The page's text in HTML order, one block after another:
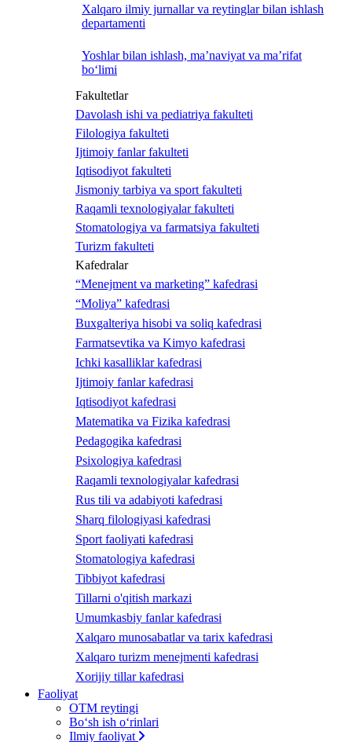
Xalqaro ilmiy jurnallar va reytinglar bilan ishlash
departamenti
Yoshlar bilan ishlash, ma’naviyat va ma’rifat
bo‘limi
Fakultetlar
Davolash ishi va pediatriya fakulteti
Filologiya fakulteti
Ijtimoiy fanlar fakulteti
Iqtisodiyot fakulteti
Jismoniy tarbiya va sport fakulteti
Raqamli texnologiyalar fakulteti
Stomatologiya va farmatsiya fakulteti
Turizm fakulteti
Kafedralar
“Menejment va marketing” kafedrasi
“Moliya” kafedrasi
Buxgalteriya hisobi va soliq kafedrasi
Farmatsevtika va Kimyo kafedrasi
Ichki kasalliklar kafedrasi
Ijtimoiy fanlar kafedrasi
Iqtisodiyot kafedrasi
Matematika va Fizika kafedrasi
Pedagogika kafedrasi
Psixologiya kafedrasi
Raqamli texnologiyalar kafedrasi
Rus tili va adabiyoti kafedrasi
Sharq filologiyasi kafedrasi
Sport faoliyati kafedrasi
Stomatologiya kafedrasi
Tibbiyot kafedrasi
Tillarni o'qitish markazi
Umumkasbiy fanlar kafedrasi
Xalqaro munosabatlar va tarix kafedrasi
Xalqaro turizm menejmenti kafedrasi
Xorijiy tillar kafedrasi
Faoliyat
OTM reytingi
Bo‘sh ish o‘rinlari
Ilmiy faoliyat